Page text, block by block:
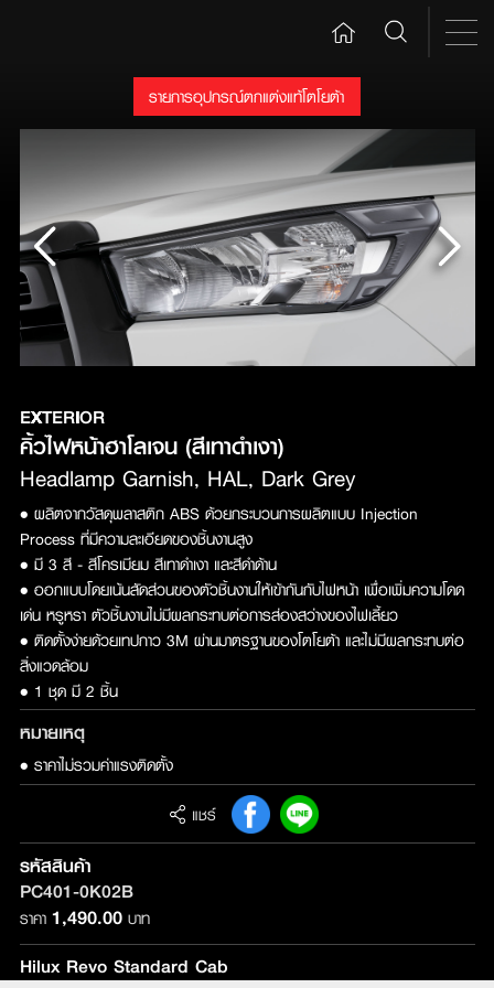
รายการอุปกรณ์ตกแต่งแท้โตโยต้า
EXTERIOR
คิ้วไฟหน้าฮาโลเจน (สีเทาดำเงา)
Headlamp Garnish, HAL, Dark Grey
• ผลิตจากวัสดุพลาสติก ABS ด้วยกระบวนการผลิตแบบ Injection
Process ที่มีความละเอียดของชิ้นงานสูง
• มี 3 สี - สีโครเมียม สีเทาดำเงา และสีดำด้าน
• ออกแบบโดยเน้นสัดส่วนของตัวชิ้นงานให้เข้ากันกับไฟหน้า เพื่อเพิ่มความโดด
เด่น หรูหรา ตัวชิ้นงานไม่มีผลกระทบต่อการส่องสว่างของไฟเลี้ยว
• ติดตั้งง่ายด้วยเทปกาว 3M ผ่านมาตรฐานของโตโยต้า และไม่มีผลกระทบต่อ
สิ่งแวดล้อม
• 1 ชุด มี 2 ชิ้น
หมายเหตุ
• ราคาไม่รวมค่าแรงติดตั้ง
แชร์
รหัสสินค้า
PC401-0K02B
ราคา 1,490.00บาท
Hilux Revo Standard Cab